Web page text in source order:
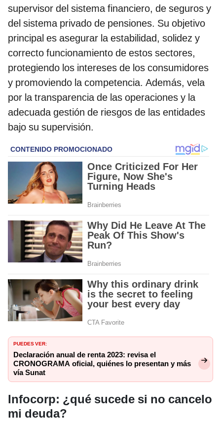
supervisor del sistema financiero, de seguros y
del sistema privado de pensiones. Su objetivo
principal es asegurar la estabilidad, solidez y
correcto funcionamiento de estos sectores,
protegiendo los intereses de los consumidores
y promoviendo la competencia. Además, vela
por la transparencia de las operaciones y la
adecuada gestión de riesgos de las entidades
bajo su supervisión.
PUEDES VER:
Declaración anual de renta 2023: revisa el
CRONOGRAMA oficial, quiénes lo presentan y más
vía Sunat
Infocorp: ¿qué sucede si no cancelo
mi deuda?